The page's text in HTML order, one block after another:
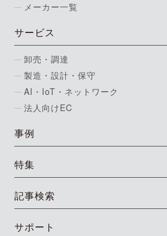
メーカー一覧
サービス
卸売・調達
製造・設計・保守
AI・IoT・ネットワーク
法人向けEC
事例
特集
記事検索
サポート